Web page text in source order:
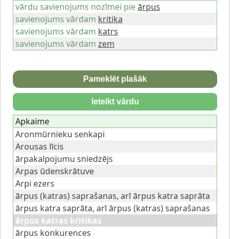
vārdu savienojums nozīmei pieārpus
savienojums vārdam kritika
savienojums vārdam katrs
savienojums vārdam zem
Pameklēt plašāk
Ieteikt vārdu
Apkaime
Aronmūrnieku senkapi
Arousas līcis
ārpakalpojumu sniedzējs
Arpas ūdenskrātuve
Arpi ezers
ārpus (katras) saprašanas, arī ārpus katra saprāta
ārpus katra saprāta, arī ārpus (katras) saprašanas
ārpus katras kritikas
ārpus konkurences